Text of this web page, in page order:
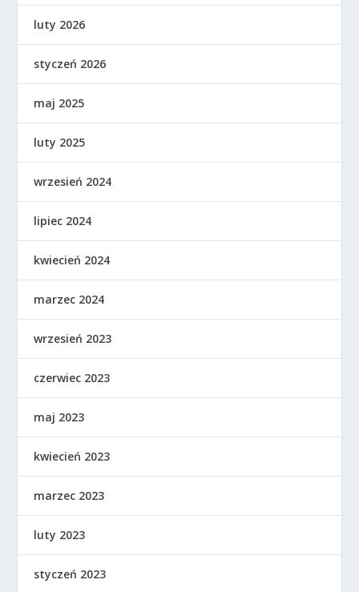
luty 2026
styczeń 2026
maj 2025
luty 2025
wrzesień 2024
lipiec 2024
kwiecień 2024
marzec 2024
wrzesień 2023
czerwiec 2023
maj 2023
kwiecień 2023
marzec 2023
luty 2023
styczeń 2023